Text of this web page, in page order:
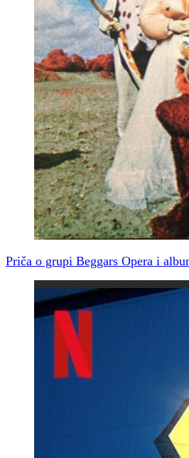
Priča o grupi Beggars Opera i